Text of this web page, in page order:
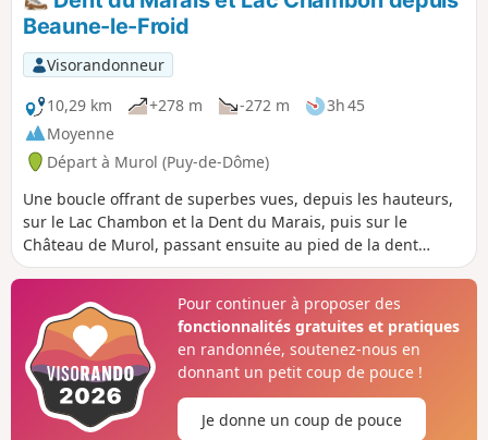
Beaune-le-Froid
Visorandonneur
10,29 km
+278 m -272 m
3h 45
Moyenne
Départ à Murol (Puy-de-Dôme)
Une boucle offrant de superbes vues, depuis les hauteurs,
sur le Lac Chambon et la Dent du Marais, puis sur le
Château de Murol, passant ensuite au pied de la dent
susnommée avant de côtoyer le lac au plus près.
Pour continuer à proposer des
fonctionnalités gratuites et pratiques
en randonnée, soutenez-nous en
donnant un petit coup de pouce !
Je donne un coup de pouce